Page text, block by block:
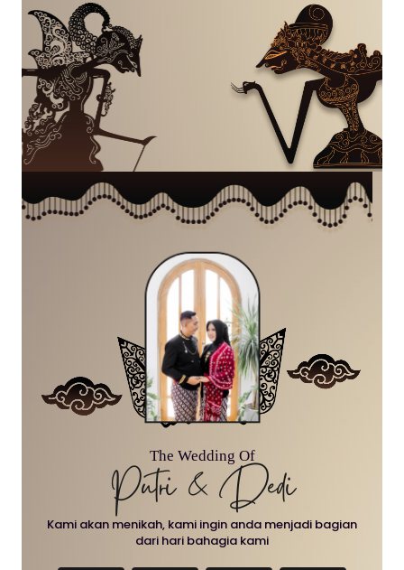
The Wedding Of
Putri & Dedi
Kami akan menikah, kami ingin anda menjadi bagian
dari hari bahagia kami